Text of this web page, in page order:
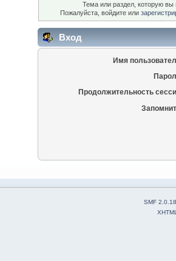
Тема или раздел, которую вы
Пожалуйста, войдите или
Вход
Имя
Продолжительность
SMF 2.0.18